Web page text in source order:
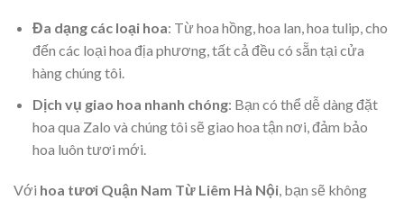
Đa dạng các loại hoa: Từ hoa hồng, hoa lan, hoa tulip, cho
đến các loại hoa địa phương, tất cả đều có sẵn tại cửa
hàng chúng tôi.
Dịch vụ giao hoa nhanh chóng: Bạn có thể dễ dàng đặt
hoa qua Zalo và chúng tôi sẽ giao hoa tận nơi, đảm bảo
hoa luôn tươi mới.
Với hoa tươi Quận Nam Từ Liêm Hà Nội, bạn sẽ không